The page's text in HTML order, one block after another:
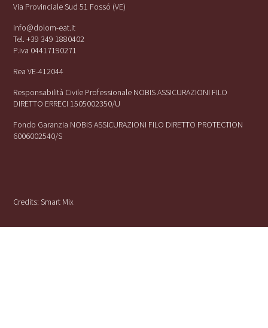
Via Provinciale Sud 51 Fossó (VE)
info@dolom-eat.it
Tel. +39 349 1880402
P.iva 04417190271
Rea VE-412044
Responsabilità Civile Professionale NOBIS ASSICURAZIONI FILO
DIRETTO ERRECI 1505002350/U
Fondo Garanzia NOBIS ASSICURAZIONI FILO DIRETTO PROTECTION
6006002540/S
Credits:Smart Mix